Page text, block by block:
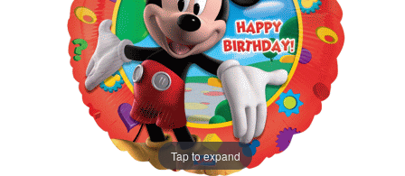
Super
Mario
Frozen
Tap to expand